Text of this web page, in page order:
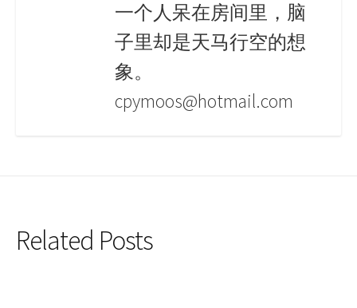
一个人呆在房间里，脑
子里却是天马行空的想
象。
cpymoos@hotmail.com
Related Posts